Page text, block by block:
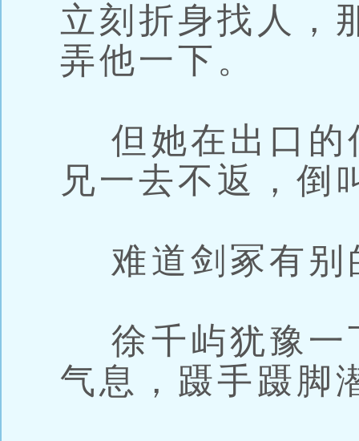
立刻折身找人，
弄他一下。
但她在出口的
兄一去不返，倒
难道剑冢有别
徐千屿犹豫一
气息，蹑手蹑脚